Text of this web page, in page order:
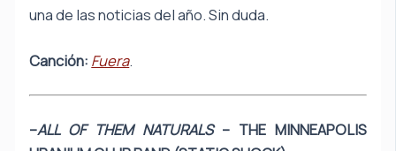
una de las noticias del año. Sin duda.
Canción: Fuera.
–ALL OF THEM NATURALS – THE MINNEAPOLIS